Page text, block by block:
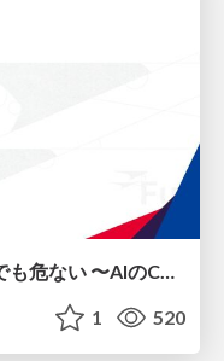
型も通る、synthも通る、それでも危ない 〜AIのCDKの権限とコストを機械で検証する〜 / It Passes Type Checks, It Passes Synth Checks, but It’s Still Risky — Automatically Verifying Permissions and Costs in AI’s CDK —
1 520